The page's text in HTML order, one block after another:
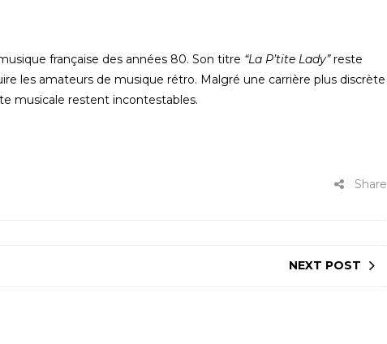
française des années 80. Son titre “La P’tite Lady”reste
les amateurs de musique rétro. Malgré une carrière plus discrète
musicale restent incontestables.
Share
NEXT POST